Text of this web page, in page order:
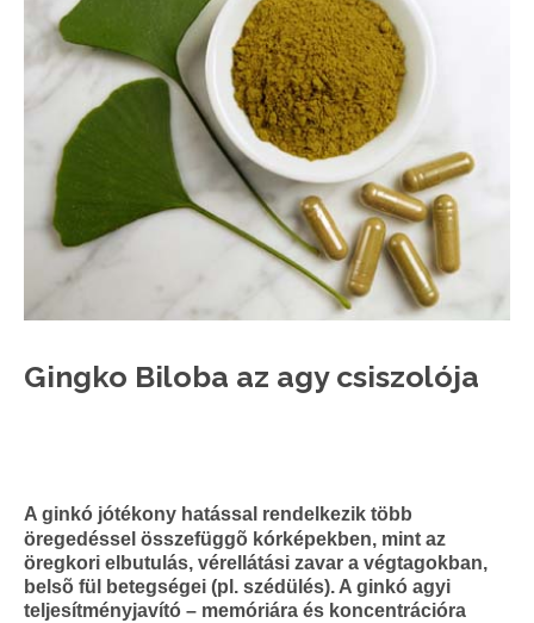
Gingko Biloba az agy csiszolója
A ginkó jótékony hatással rendelkezik több
öregedéssel összefüggõ kórképekben, mint az
öregkori elbutulás, vérellátási zavar a végtagokban,
belsõ fül betegségei (pl. szédülés). A ginkó agyi
teljesítményjavító – memóriára és koncentrációra